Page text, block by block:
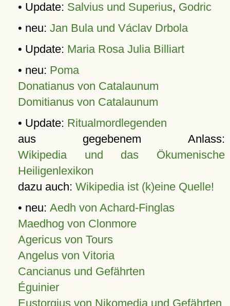
• Update: Salvius und Superius, Godric
• neu: Jan Bula und Václav Drbola
• Update: Maria Rosa Julia Billiart
• neu: Poma
Donatianus von Catalaunum
Domitianus von Catalaunum
• Update: Ritualmordlegenden
aus gegebenem Anlass:
Wikipedia und das Ökumenische
Heiligenlexikon
dazu auch: Wikipedia ist (k)eine Quelle!
• neu: Aedh von Achard-Finglas
Maedhog von Clonmore
Agericus von Tours
Angelus von Vitoria
Cancianus und Gefährten
Éguinier
Eustorgius von Nikomedia und Gefährten